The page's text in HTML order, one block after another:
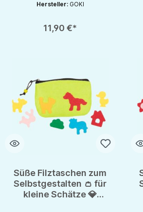
Hersteller: GOKI
11,90 €*
Süße Filztaschen zum
Selbstgestalten 👛 für
kleine Schätze 💎